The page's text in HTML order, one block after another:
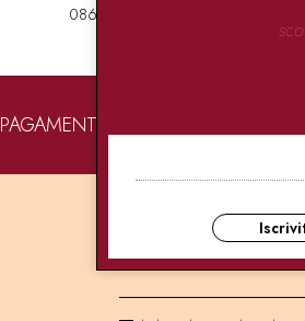
08631871946
PAGAMENTI SICURI
NEWSLETTER